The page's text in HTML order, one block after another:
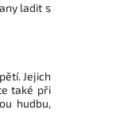
ladit s
Jejich
také při
hudbu,